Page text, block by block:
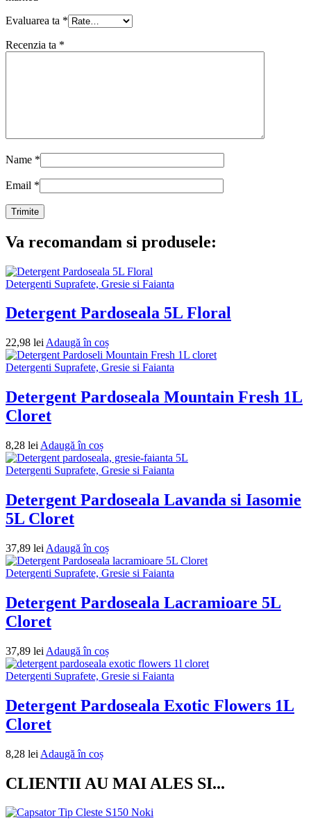
Evaluarea ta *
Recenzia ta *
Name *
Email *
Va recomandam si produsele:
Detergenti Suprafete, Gresie si Faianta
Detergent Pardoseala 5L Floral
22,98 lei Adaugă în coș
Detergenti Suprafete, Gresie si Faianta
Detergent Pardoseala Mountain Fresh 1L
Cloret
8,28 lei Adaugă în coș
Detergenti Suprafete, Gresie si Faianta
Detergent Pardoseala Lavanda si Iasomie
5L Cloret
37,89 lei Adaugă în coș
Detergenti Suprafete, Gresie si Faianta
Detergent Pardoseala Lacramioare 5L
Cloret
37,89 lei Adaugă în coș
Detergenti Suprafete, Gresie si Faianta
Detergent Pardoseala Exotic Flowers 1L
Cloret
8,28 lei Adaugă în coș
CLIENTII AU MAI ALES SI...